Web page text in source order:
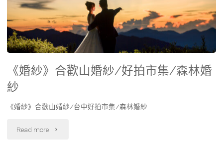
《婚紗》合歡山婚紗/好拍市集/森林婚
紗
《婚紗》合歡山婚紗/台中好拍市集/森林婚紗
Read more